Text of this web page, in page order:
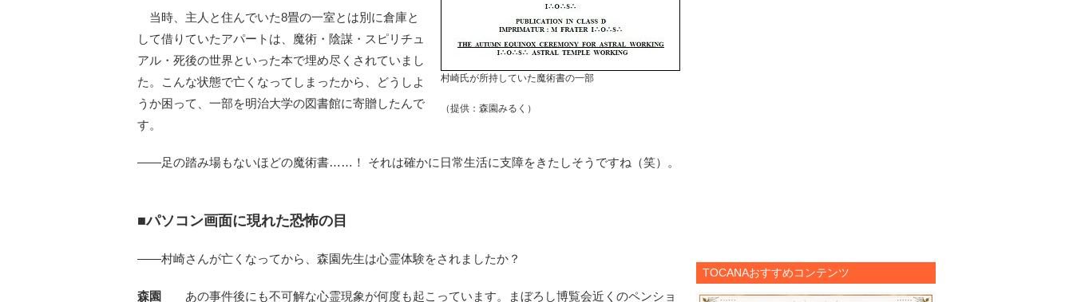
村崎氏が所持していた魔術書の一部
（提供：森園みるく）
当時、主人と住んでいた8畳の一室とは別に倉庫と
して借りていたアパートは、魔術・陰謀・スピリチュ
アル・死後の世界といった本で埋め尽くされていまし
た。こんな状態で亡くなってしまったから、どうしよ
うか困って、一部を明治大学の図書館に寄贈したんで
す。
――足の踏み場もないほどの魔術書……！ それは確かに日常生活に支障をきたしそうですね（笑）。
■パソコン画面に現れた恐怖の目
――村崎さんが亡くなってから、森園先生は心霊体験をされましたか？
森園
あの事件後にも不可解な心霊現象が何度も起こっています。まぼろし博覧会近くのペンショ
TOCANAおすすめコンテンツ